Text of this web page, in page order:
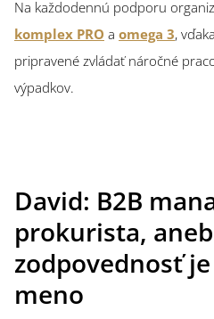
Na každodennú podporu
komplex PRO a omega 3,
pripravené zvládať náročné
výpadkov.
David: B2B
prokurista, aneb
zodpovednosť
meno